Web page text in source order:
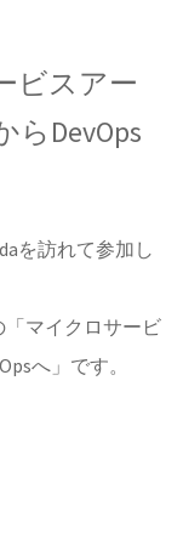
ビスアー
DevOps
を訪れて参加し
「マイクロサービ
へ」です。